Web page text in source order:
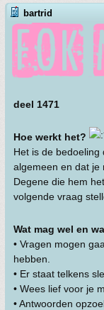
bartrid
deel 1471
Hoe werkt het?
Het is de
algemeen en dat je
Degene die hem
volgende vraag
Wat mag wel en
• Vragen mogen
hebben.
• Er staat telkens
• Wees lief voor je
• Antwoorden